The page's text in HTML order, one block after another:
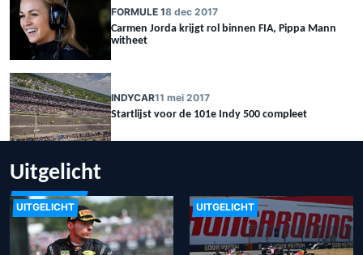
FORMULE 18 dec 2017
Carmen Jorda krijgt rol binnen FIA, Pippa Mann
witheet
INDYCAR11 mei 2017
Startlijst voor de 101e Indy 500 compleet
Uitgelicht
UITGELICHT UITGELICHT